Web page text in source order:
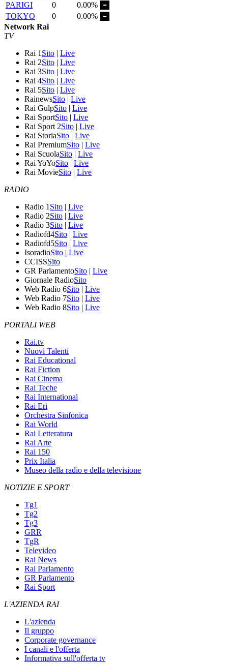
PARIGI
0
0.00%
TOKYO
0
0.00%
Network Rai
TV
Rai 1 Sito | Live
Rai 2Sito | Live
Rai 3Sito | Live
Rai 4Sito | Live
Rai 5Sito | Live
RainewsSito | Live
Rai GulpSito | Live
Rai SportSito | Live
Rai Sport 2Sito | Live
Rai StoriaSito | Live
Rai PremiumSito | Live
Rai ScuolaSito | Live
Rai YoYoSito | Live
Rai MovieSito | Live
RADIO
Radio 1 Sito | Live
Radio 2Sito | Live
Radio 3Sito | Live
Radiofd4Sito | Live
Radiofd5Sito | Live
IsoradioSito | Live
CCISSSito
GR ParlamentoSito | Live
Giornale RadioSito
Web Radio 6Sito | Live
Web Radio 7Sito | Live
Web Radio 8Sito | Live
PORTALI WEB
Rai.tv
Nuovi Talenti
Rai Educational
Rai Fiction
Rai Cinema
Rai Teche
Rai International
Rai Eri
Orchestra Sinfonica
Rai World
Rai Letteratura
Rai Arte
Rai 150
Prix Italia
Museo della radio e della televisione
NOTIZIE E SPORT
Tg1
Tg2
Tg3
GRR
TgR
Televideo
Rai News
Rai Parlamento
GR Parlamento
Rai Sport
L'AZIENDA RAI
L'azienda
Il gruppo
Corporate governance
I canali e l'offerta
Informativa sull'offerta tv